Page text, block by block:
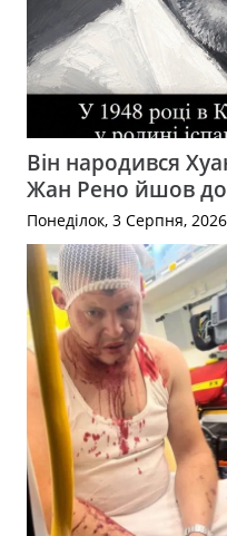
Він народився
Жан Рено йшов до
Понеділок, 3 Серпня, 2026